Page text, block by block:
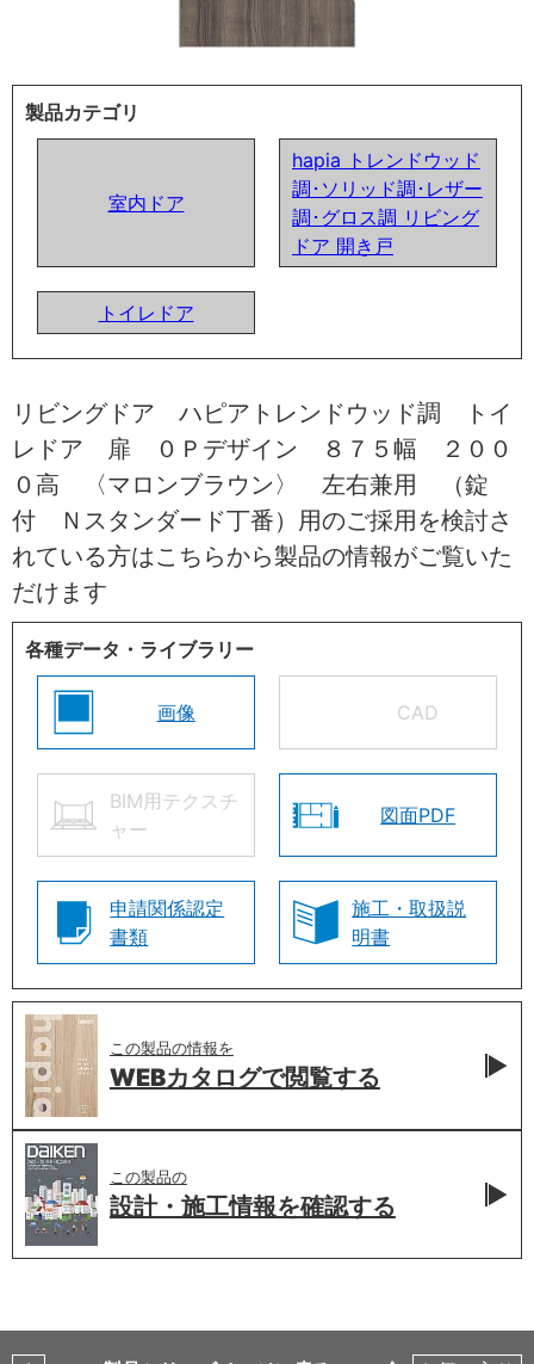
製品カテゴリ
室内ドア
hapia トレンドウッド
調･ソリッド調･レザー
調･グロス調 リビング
ドア 開き戸
トイレドア
リビングドア ハピアトレンドウッド調 トイ
レドア 扉 ０Ｐデザイン ８７５幅 ２００
０高 〈マロンブラウン〉 左右兼用 （錠
付 Ｎスタンダード丁番）用のご採用を検討さ
れている方はこちらから製品の情報がご覧いた
だけます
各種データ・ライブラリー
画像 CAD
BIM用テクスチ
ャー
図面PDF
申請関係認定
書類
施工・取扱説
明書
この製品の情報を
WEBカタログで閲覧する
この製品の
設計・施工情報を確認する